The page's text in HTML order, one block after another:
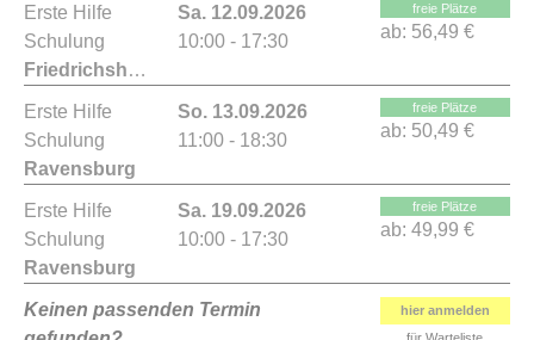
Erste Hilfe
Schulung
Friedrichshafen
Sa. 12.09.2026
10:00 - 17:30
freie Plätze
ab: 56,49 €
Erste Hilfe
Schulung
Ravensburg
So. 13.09.2026
11:00 - 18:30
freie Plätze
ab: 50,49 €
Erste Hilfe
Schulung
Ravensburg
Sa. 19.09.2026
10:00 - 17:30
freie Plätze
ab: 49,99 €
Keinen passenden Termin
hier anmelden